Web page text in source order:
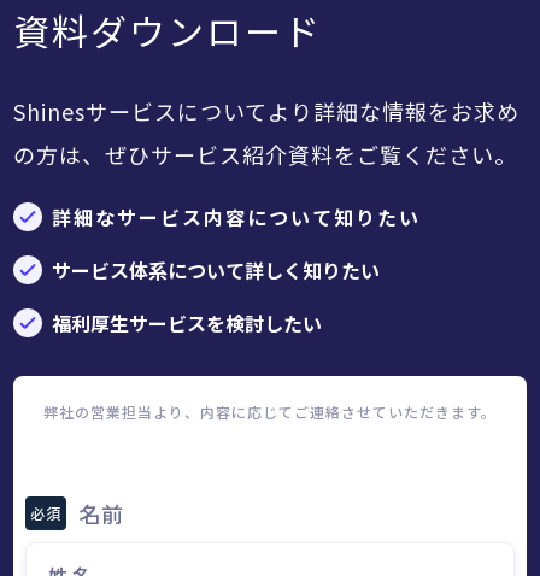
資料ダウンロード
Shinesサービスについてより詳細な情報をお求め
の方は、ぜひサービス紹介資料をご覧ください。
詳細なサービス内容について知りたい
サービス体系について詳しく知りたい
福利厚生サービスを検討したい
弊社の営業担当より、内容に応じてご連絡させていただきます。
必須 名前